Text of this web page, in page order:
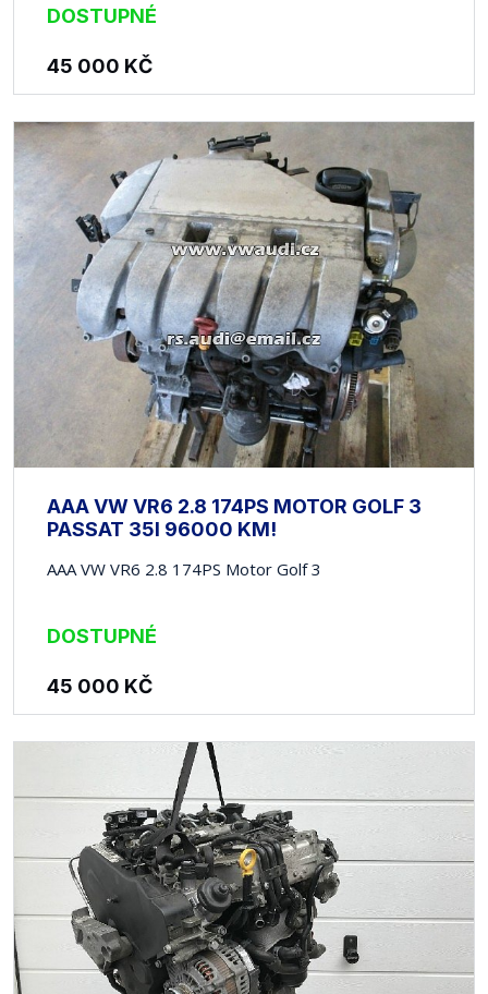
DOSTUPNÉ
45 000 KČ
AAA VW VR6 2.8 174PS MOTOR GOLF 3
PASSAT 35I 96000 KM!
AAA VW VR6 2.8 174PS Motor Golf 3
DOSTUPNÉ
45 000 KČ